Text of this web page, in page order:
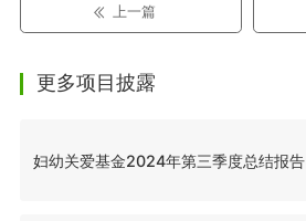
上一篇
更多项目披露
妇幼关爱基金2024年第三季度总结报告